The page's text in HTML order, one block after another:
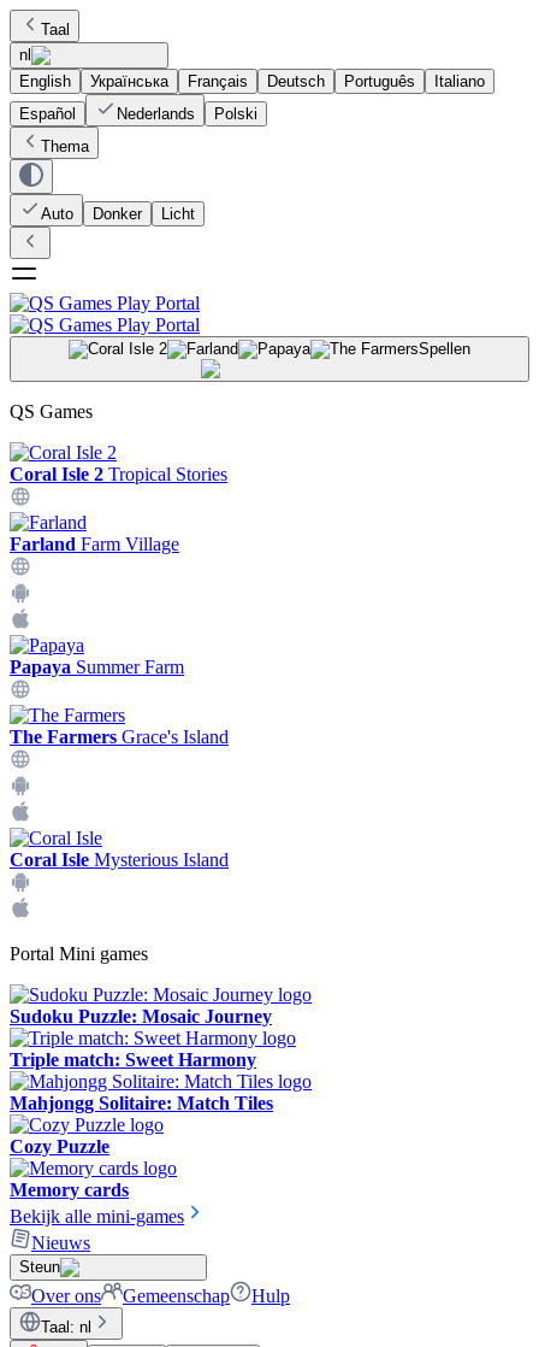
Taal
nl
English
Українська Français Deutsch Português
Italiano
Español
Nederlands
Polski
Thema
Auto Donker Licht
Spellen
QS Games
Coral Isle 2 Tropical Stories
Farland Farm Village
Papaya Summer Farm
The Farmers Grace's Island
Coral Isle Mysterious Island
Portal Mini games
Sudoku Puzzle: Mosaic Journey
Triple match: Sweet Harmony
Mahjongg Solitaire: Match Tiles
Cozy Puzzle
Memory cards
Bekijk alle mini-games
Nieuws
Steun
Over ons Gemeenschap Hulp
Taal : nl